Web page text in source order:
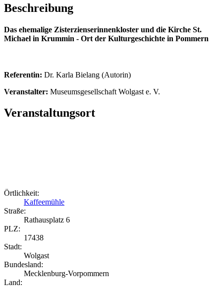
Beschreibung
Das ehemalige Zisterzienserinnenkloster und die Kirche St.
Michael in Krummin - Ort der Kulturgeschichte in Pommern
Referentin: Dr. Karla Bielang (Autorin)
Veranstalter: Museumsgesellschaft Wolgast e. V.
Veranstaltungsort
Örtlichkeit:
Kaffeemühle
Straße:
Rathausplatz 6
PLZ:
17438
Stadt:
Wolgast
Bundesland:
Mecklenburg-Vorpommern
Land: